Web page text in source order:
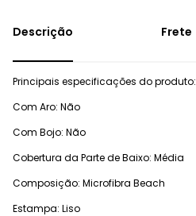
Frete
Principais especificações do produto:
Com Aro: Não
Com Bojo: Não
Cobertura da Parte de Baixo: Média
Composição: Microfibra Beach
Estampa: Liso